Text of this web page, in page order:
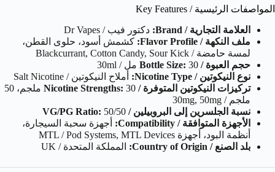
المواصفات الرئيسية / Key Features
العلامة التجارية / Brand:
دكتور فيب / Dr Vapes
ملف النكهة / Flavor Profile:
كشمش أسود، حلوى القطن،
لمسة حامضة / Blackcurrant, Cotton Candy, Sour Kick
حجم العبوة / Bottle Size: 30 مل / 30ml
نوع النيكوتين / Nicotine Type:
أملاح النيكوتين / Salt Nicotine
تركيزات النيكوتين المتوفرة / Nicotine Strengths:
30 ملجم، 50
ملجم / 30mg, 50mg
نسبة الجلسرين إلى البروبيلين / VG/PG Ratio: 50/50
الأجهزة المتوافقة / Compatibility:
أجهزة سحبة السيجارة،
أنظمة البود، أجهزة MTL / Pod Systems, MTL Devices
بلد الصنع / Country of Origin:
المملكة المتحدة / UK